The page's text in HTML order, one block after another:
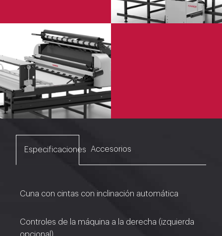
Especificaciones Accesorios
Cuna con cintas con inclinación automática
Controles de la máquina a la derecha (izquierda